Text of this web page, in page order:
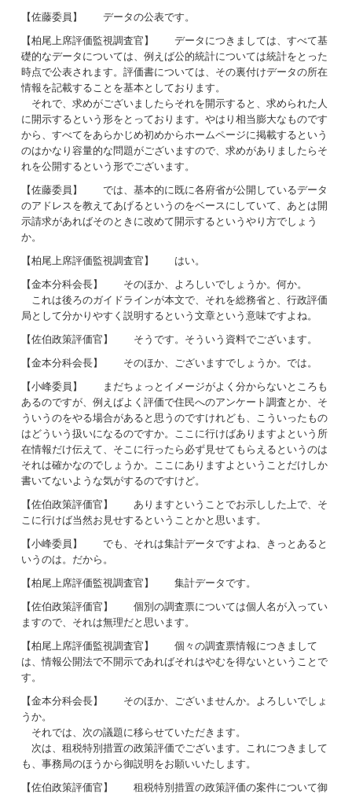
【佐藤委員】 データの公表です。
【柏尾上席評価監視調査官】 データにつきましては、すべて基
礎的なデータについては、例えば公的統計については統計をとった
時点で公表されます。評価書については、その裏付けデータの所在
情報を記載することを基本としております。
それで、求めがございましたらそれを開示すると、求められた人
に開示するという形をとっております。やはり相当膨大なものです
から、すべてをあらかじめ初めからホームページに掲載するという
のはかなり容量的な問題がございますので、求めがありましたらそ
れを公開するという形でございます。
【佐藤委員】 では、基本的に既に各府省が公開しているデータ
のアドレスを教えてあげるというのをベースにしていて、あとは開
示請求があればそのときに改めて開示するというやり方でしょう
か。
【柏尾上席評価監視調査官】 はい。
【金本分科会長】 そのほか、よろしいでしょうか。何か。
これは後ろのガイドラインが本文で、それを総務省と、行政評価
局として分かりやすく説明するという文章という意味ですよね。
【佐伯政策評価官】 そうです。そういう資料でございます。
【金本分科会長】 そのほか、ございますでしょうか。では。
【小峰委員】 まだちょっとイメージがよく分からないところも
あるのですが、例えばよく評価で住民へのアンケート調査とか、そ
ういうのをやる場合があると思うのですけれども、こういったもの
はどういう扱いになるのですか。ここに行けばありますよという所
在情報だけ伝えて、そこに行ったら必ず見せてもらえるというのは
それは確かなのでしょうか。ここにありますよということだけしか
書いてないような気がするのですけど。
【佐伯政策評価官】 ありますということでお示しした上で、そ
こに行けば当然お見せするということかと思います。
【小峰委員】 でも、それは集計データですよね、きっとあると
いうのは。だから。
【柏尾上席評価監視調査官】 集計データです。
【佐伯政策評価官】 個別の調査票については個人名が入ってい
ますので、それは無理だと思います。
【柏尾上席評価監視調査官】 個々の調査票情報につきまして
は、情報公開法で不開示であればそれはやむを得ないということで
す。
【金本分科会長】 そのほか、ございませんか。よろしいでしょ
うか。
それでは、次の議題に移らせていただきます。
次は、租税特別措置の政策評価でございます。これにつきまして
も、事務局のほうから御説明をお願いいたします。
【佐伯政策評価官】 租税特別措置の政策評価の案件について御